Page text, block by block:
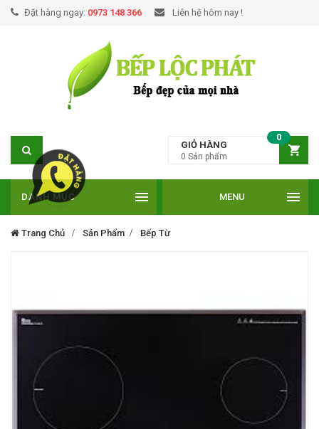
Đặt hàng ngay: 0973 148 366 Liên hệ hôm nay !
GIỎ HÀNG
0
0 Sản phẩm
DANH MỤC MENU
Trang Chủ Sản Phẩm Bếp Từ